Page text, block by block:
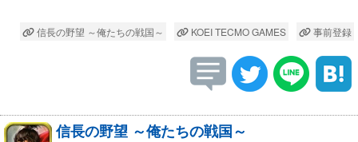
信長の野望 ～俺たちの戦国～ KOEI TECMO GAMES 事前登録
信長の野望 ～俺たちの戦国～